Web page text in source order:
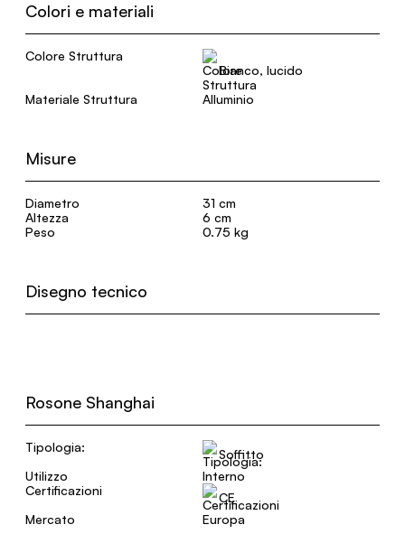
Colori e materiali
Colore Struttura
Bianco, lucido
Materiale Struttura
Alluminio
Misure
Diametro
31 cm
Altezza
6 cm
Peso
0.75 kg
Disegno tecnico
Rosone Shanghai
Tipologia:
Soffitto
Utilizzo
Interno
Certificazioni
CE
Mercato
Europa